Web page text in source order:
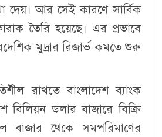
দেয়। আর সেই কারণে সার্বিক
তৈরি হয়েছে। এর প্রভাবে
মুদ্রার রিজার্ভ কমতে শুরু
রাখতে বাংলাদেশ ব্যাংক
বিলিয়ন ডলার বাজারে বিক্রি
বাজার থেকে সমপরিমাণের